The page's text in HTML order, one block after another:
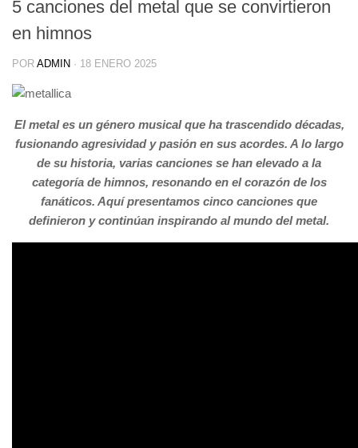
5 canciones del metal que se convirtieron
en himnos
POR ADMIN · 18 ENERO 2025
El metal es un género musical que ha trascendido décadas,
fusionando agresividad y pasión en sus acordes. A lo largo
de su historia, varias canciones se han elevado a la
categoría de himnos, resonando en el corazón de los
fanáticos. Aquí presentamos cinco canciones que
definieron y continúan inspirando al mundo del metal.